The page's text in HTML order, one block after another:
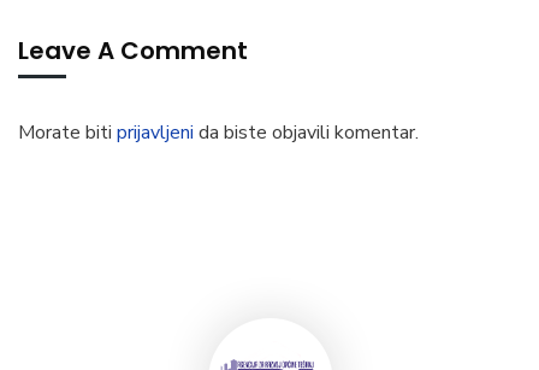
Leave A Comment
Morate biti prijavljeni da biste objavili komentar.